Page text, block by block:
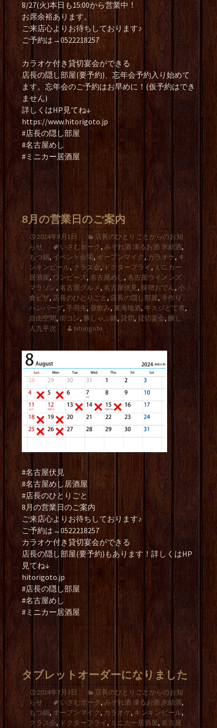
8/27(火)本日も15:00から営業中！
お席余裕あります。
ご来店心よりお待ちしております♪
ご予約は→0522218257
カラオケ付き貸切宴会ができる
店長の隠し部屋(要予約)、忘年会予約入り始めて
ます。忘年会のご予約はお早めに！(仮予約はでき
ません)
詳しくはHP見てね↓
https://www.hitorigoto.jp
#店長の隠し部屋
#名古屋めし
#ミニカー居酒屋
8月の営業日のご案内
2024年8月1日
店長のひとりごとからのお知
らせ
いさむポーク,みぞれ酒 凍るお酒 氷結酒,
もつ鍋, イベント会場,オープンマイク, カラオケ,キ
ンキンビール, クラス会, ドクターフライ, ミニカー
居酒屋, ワンピース, 名古屋めし, 名古屋ウイメンズ
マラソン,名古屋グルメ , 名古屋伏見,味噌おでん, 小
倉ピザ, 店長のひとりごと, 店長の隠し部屋,手作り
ハンバーグ, 手羽先, 昼飲み, 東海地酒,牛スジどて煮,
自由空間,街コン,豚しゃぶ鍋,貸切, 貸切宴会, 醸し
人九平次
hitorigoto
#名古屋伏見
#名古屋めし居酒屋
#店長のひとりごと
8月の営業日のご案内
ご来店心よりお待ちしております♪
ご予約は→0522218257
カラオケ付き貸切宴会ができる
店長の隠し部屋(要予約)もあります！詳しくはHP
見てね↓
hitorigoto.jp
#店長の隠し部屋
#名古屋めし
#ミニカー居酒屋
タブレットオーダーになりました
2024年7月3日
店長のひとりごとからのお知
らせ
いさむポーク,みぞれ酒 凍るお酒 氷結酒,
もつ鍋, オープンマイク, カラオケ, キンキンビール,
クラス会, ドクターフライ, ミニカー居酒屋, 名古屋